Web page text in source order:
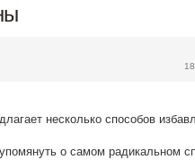
несколько способов
о самом радикальном